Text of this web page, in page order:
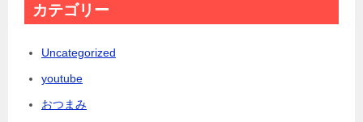
カテゴリー
Uncategorized
youtube
おつまみ